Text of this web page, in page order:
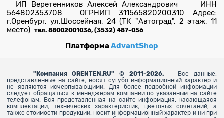
ИП Веретенников Алексей Александрович ИНН
564802353708 ОГРНИП 311565820200310 Адрес:
г.Оренбург, ул.Шоссейная, 24 (ТК "Автоград", 2 этаж, 11
место) тел. 88002001036, (3532) 487-056
ПлатформаAdvantShop
" Компания ORENTEN.RU" © 2011-2026.
Все данные,
представленные на сайте, носят сугубо информационный характер и
не являются исчерпывающими. Для более подробной информации
следует обращаться к менеджерам компании по указанным на сайте
телефонам. Вся представленная на сайте информация, касающаяся
комплектации, технических характеристик, цветовых сочетаний, а
также стоимости продукции, носит информационный характер и ни при